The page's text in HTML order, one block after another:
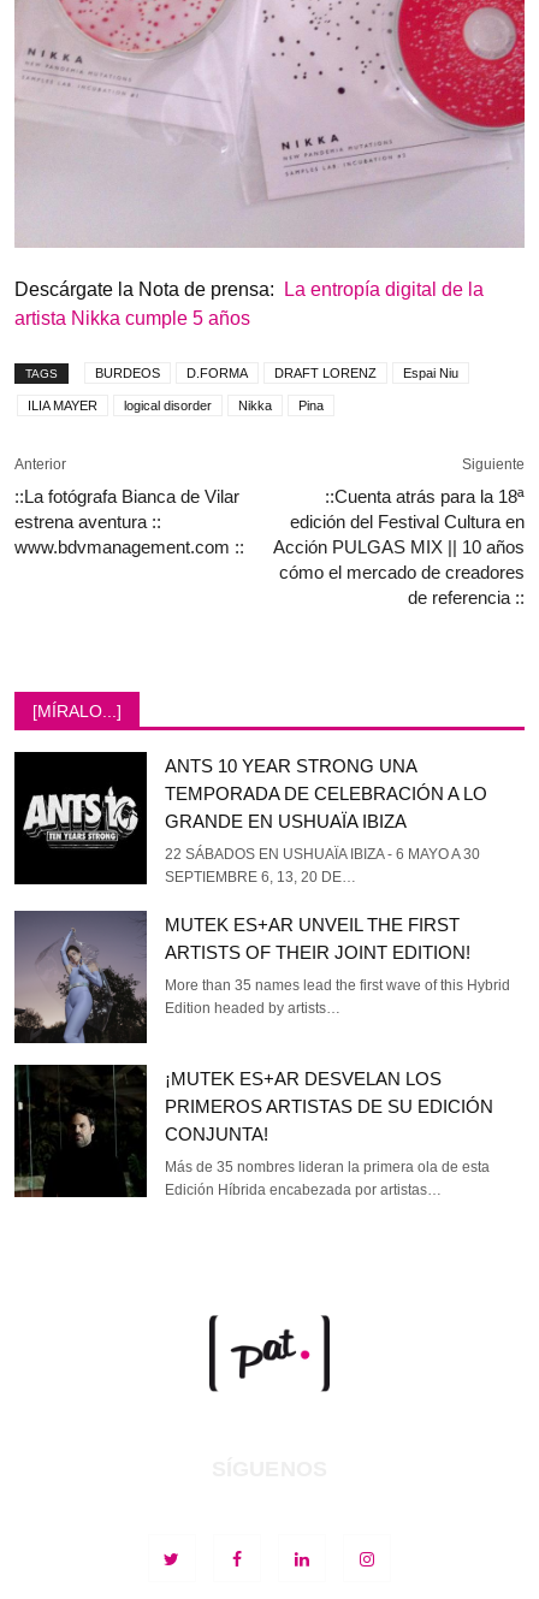
Descárgate la Nota de prensa:
La entropía digital de la
artista Nikka cumple 5 años
TAGS BURDEOS D.FORMA DRAFT LORENZ Espai Niu
ILIA MAYER logical disorder Nikka Pina
Anterior
::La fotógrafa Bianca de Vilar
estrena aventura ::
www.bdvmanagement.com ::
Siguiente
::Cuenta atrás para la 18ª
edición del Festival Cultura en
Acción PULGAS MIX || 10 años
cómo el mercado de creadores
de referencia ::
[MÍRALO...]
ANTS 10 YEAR STRONG UNA
TEMPORADA DE CELEBRACIÓN A LO
GRANDE EN USHUAÏA IBIZA
22 SÁBADOS EN USHUAÏA IBIZA - 6 MAYO A 30
SEPTIEMBRE 6, 13, 20 DE…
MUTEK ES+AR UNVEIL THE FIRST
ARTISTS OF THEIR JOINT EDITION!
More than 35 names lead the first wave of this Hybrid
Edition headed by artists…
¡MUTEK ES+AR DESVELAN LOS
PRIMEROS ARTISTAS DE SU EDICIÓN
CONJUNTA!
Más de 35 nombres lideran la primera ola de esta
Edición Híbrida encabezada por artistas…